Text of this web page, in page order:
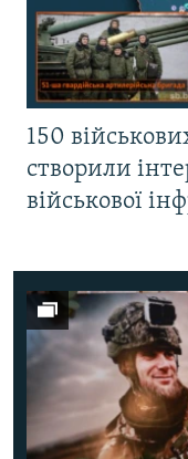
150
створили
військової